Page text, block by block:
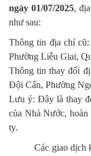
ngày 01/07/2025,
như sau:
Thông tin địa chỉ
Phường Liễu Giai,
Thông tin thay đổi
Đội Cấn, Phường
Lưu ý: Đây là thay
của Nhà Nước,
ty.
Các giao dịch